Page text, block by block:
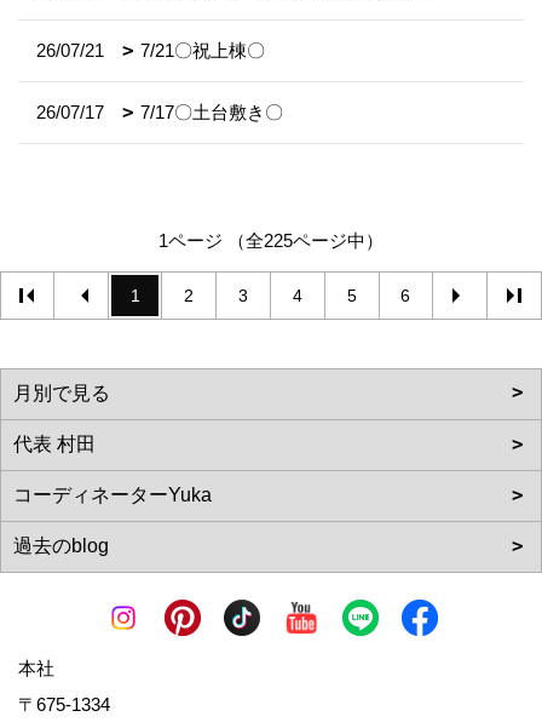
26/07/21 7/21〇祝上棟〇
26/07/17 7/17〇土台敷き〇
1ページ （全225ページ中）
1 2 3 4 5 6
本社
〒675-1334